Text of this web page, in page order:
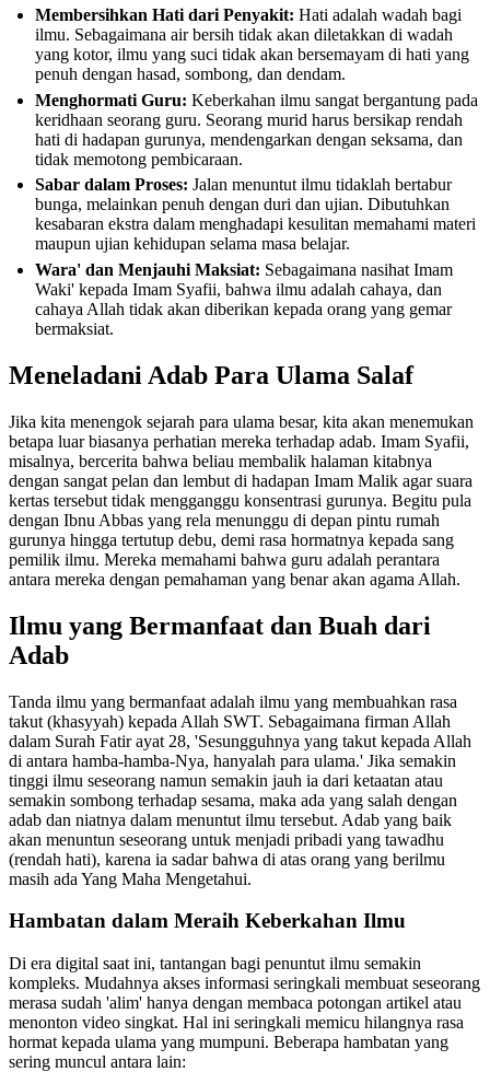
Membersihkan Hati dari Penyakit: Hati adalah wadah bagi
ilmu. Sebagaimana air bersih tidak akan diletakkan di wadah
yang kotor, ilmu yang suci tidak akan bersemayam di hati yang
penuh dengan hasad, sombong, dan dendam.
Menghormati Guru: Keberkahan ilmu sangat bergantung pada
keridhaan seorang guru. Seorang murid harus bersikap rendah
hati di hadapan gurunya, mendengarkan dengan seksama, dan
tidak memotong pembicaraan.
Sabar dalam Proses: Jalan menuntut ilmu tidaklah bertabur
bunga, melainkan penuh dengan duri dan ujian. Dibutuhkan
kesabaran ekstra dalam menghadapi kesulitan memahami materi
maupun ujian kehidupan selama masa belajar.
Wara' dan Menjauhi Maksiat: Sebagaimana nasihat Imam
Waki' kepada Imam Syafii, bahwa ilmu adalah cahaya, dan
cahaya Allah tidak akan diberikan kepada orang yang gemar
bermaksiat.
Meneladani Adab Para Ulama Salaf
Jika kita menengok sejarah para ulama besar, kita akan menemukan
betapa luar biasanya perhatian mereka terhadap adab. Imam Syafii,
misalnya, bercerita bahwa beliau membalik halaman kitabnya
dengan sangat pelan dan lembut di hadapan Imam Malik agar suara
kertas tersebut tidak mengganggu konsentrasi gurunya. Begitu pula
dengan Ibnu Abbas yang rela menunggu di depan pintu rumah
gurunya hingga tertutup debu, demi rasa hormatnya kepada sang
pemilik ilmu. Mereka memahami bahwa guru adalah perantara
antara mereka dengan pemahaman yang benar akan agama Allah.
Ilmu yang Bermanfaat dan Buah dari
Adab
Tanda ilmu yang bermanfaat adalah ilmu yang membuahkan rasa
takut (khasyyah) kepada Allah SWT. Sebagaimana firman Allah
dalam Surah Fatir ayat 28, 'Sesungguhnya yang takut kepada Allah
di antara hamba-hamba-Nya, hanyalah para ulama.' Jika semakin
tinggi ilmu seseorang namun semakin jauh ia dari ketaatan atau
semakin sombong terhadap sesama, maka ada yang salah dengan
adab dan niatnya dalam menuntut ilmu tersebut. Adab yang baik
akan menuntun seseorang untuk menjadi pribadi yang tawadhu
(rendah hati), karena ia sadar bahwa di atas orang yang berilmu
masih ada Yang Maha Mengetahui.
Hambatan dalam Meraih Keberkahan Ilmu
Di era digital saat ini, tantangan bagi penuntut ilmu semakin
kompleks. Mudahnya akses informasi seringkali membuat seseorang
merasa sudah 'alim' hanya dengan membaca potongan artikel atau
menonton video singkat. Hal ini seringkali memicu hilangnya rasa
hormat kepada ulama yang mumpuni. Beberapa hambatan yang
sering muncul antara lain: